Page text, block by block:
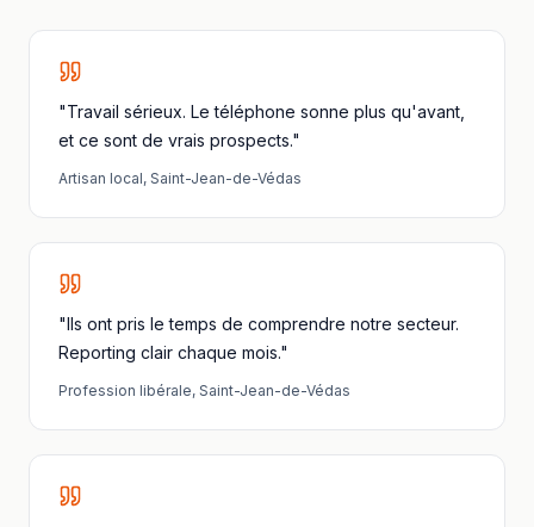
"Travail sérieux. Le téléphone sonne plus qu'avant,
et ce sont de vrais prospects."
Artisan local, Saint-Jean-de-Védas
"Ils ont pris le temps de comprendre notre secteur.
Reporting clair chaque mois."
Profession libérale, Saint-Jean-de-Védas